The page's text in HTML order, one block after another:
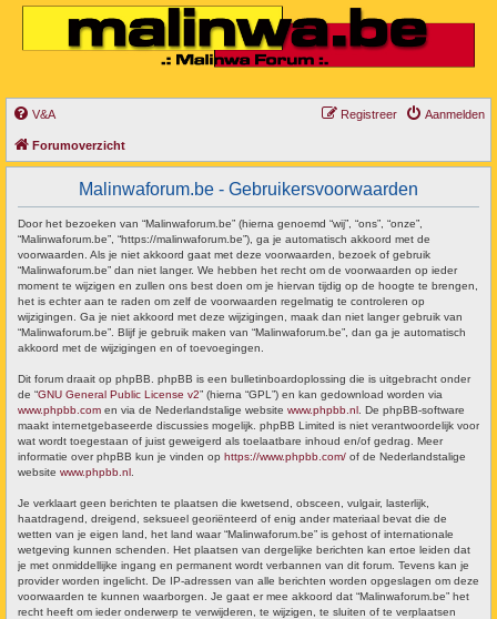
V&A Aanmelden
Registreer
Forumoverzicht
Malinwaforum.be - Gebruikersvoorwaarden
Door het bezoeken van “Malinwaforum.be” (hierna genoemd “wij”, “ons”, “onze”,
“Malinwaforum.be”, “https://malinwaforum.be”), ga je automatisch akkoord met de
voorwaarden. Als je niet akkoord gaat met deze voorwaarden, bezoek of gebruik
“Malinwaforum.be” dan niet langer. We hebben het recht om de voorwaarden op ieder
moment te wijzigen en zullen ons best doen om je hiervan tijdig op de hoogte te brengen,
het is echter aan te raden om zelf de voorwaarden regelmatig te controleren op
wijzigingen. Ga je niet akkoord met deze wijzigingen, maak dan niet langer gebruik van
“Malinwaforum.be”. Blijf je gebruik maken van “Malinwaforum.be”, dan ga je automatisch
akkoord met de wijzigingen en of toevoegingen.
Dit forum draait op phpBB. phpBB is een bulletinboardoplossing die is uitgebracht onder
de “GNU General Public License v2” (hierna “GPL”) en kan gedownload worden via
www.phpbb.com en via de Nederlandstalige website www.phpbb.nl . De phpBB-software
maakt internetgebaseerde discussies mogelijk. phpBB Limited is niet verantwoordelijk voor
wat wordt toegestaan of juist geweigerd als toelaatbare inhoud en/of gedrag. Meer
informatie over phpBB kun je vinden op https://www.phpbb.com/ of de Nederlandstalige
website www.phpbb.nl
Je verklaart geen berichten te plaatsen die kwetsend, obsceen, vulgair, lasterlijk,
haatdragend, dreigend, seksueel georiënteerd of enig ander materiaal bevat die de
wetten van je eigen land, het land waar “Malinwaforum.be” is gehost of internationale
wetgeving kunnen schenden. Het plaatsen van dergelijke berichten kan ertoe leiden dat
je met onmiddellijke ingang en permanent wordt verbannen van dit forum. Tevens kan je
provider worden ingelicht. De IP-adressen van alle berichten worden opgeslagen om deze
voorwaarden te kunnen waarborgen. Je gaat er mee akkoord dat “Malinwaforum.be” het
recht heeft om ieder onderwerp te verwijderen, te wijzigen, te sluiten of te verplaatsen